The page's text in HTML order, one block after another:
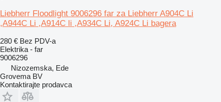
Liebherr Floodlight 9006296 far za Liebherr A904C Li
,A944C Li ,A914C li ,A934C Li, A924C Li bagera
280 € Bez PDV-a
Elektrika - far
9006296
Nizozemska, Ede
Grovema BV
Kontaktirajte prodavca